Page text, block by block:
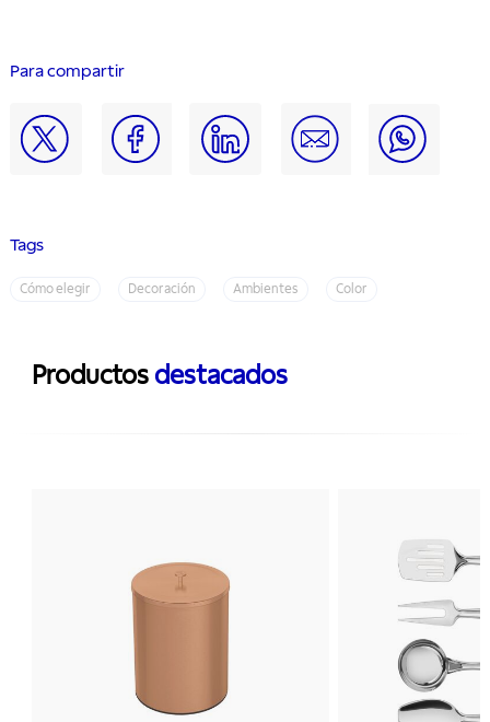
Para compartir
Tags
Cómo elegir Decoración Ambientes Color
Productos destacados